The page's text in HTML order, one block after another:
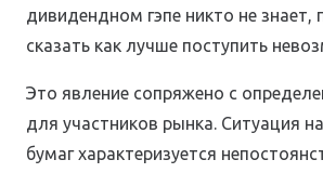
дивидендном гэпе никто не знает,
сказать как лучше поступить
Это явление сопряжено с
для участников рынка. Ситуация
бумаг характеризуется